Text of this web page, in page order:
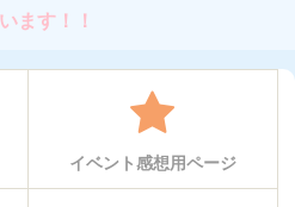
ます！！
イベント感想用ページ